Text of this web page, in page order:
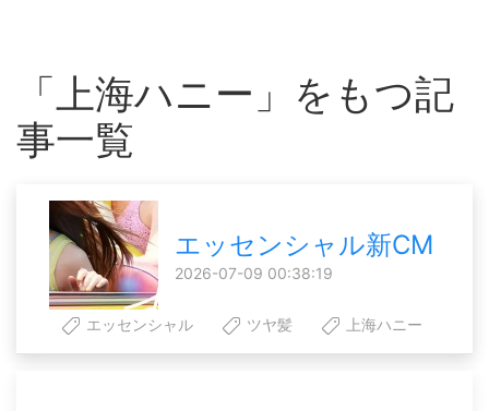
「上海ハニー」をもつ記
事一覧
エッセンシャル新CM
2026-07-09 00:38:19
エッセンシャル ツヤ髪 上海ハニー